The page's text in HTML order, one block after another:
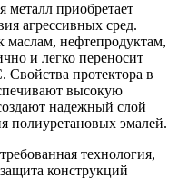
металл приобретает
агрессивных сред.
нефтепродуктам,
и легко переносит
Свойства протектора в
высокую
надежный слой
полиуретановых эмалей.
технология,
конструкций